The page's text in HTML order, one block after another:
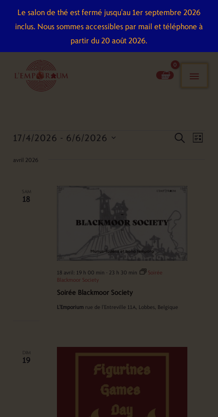
Le salon de thé est fermé jusqu'au 1er septembre 2026
inclus. Nous sommes accessibles par mail et téléphone à
partir du 20 août 2026.
contenu
Évènements
Recherche
vues
liste
17/4/2026 - 6/6/2026
une
avril 2026
SAM
18
Soirée Blackmoor Society
18 avril: 19 h 00 min - 23 h 30 min
Soirée
Blackmoor Society
L'Emporium rue de l'Entreville 11A, Lobbes, Belgique
DIM
19